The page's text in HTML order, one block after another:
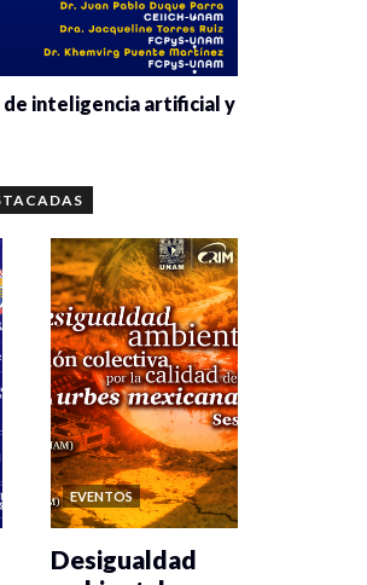
de inteligencia artificial y
EVENTOS
Desigualdad